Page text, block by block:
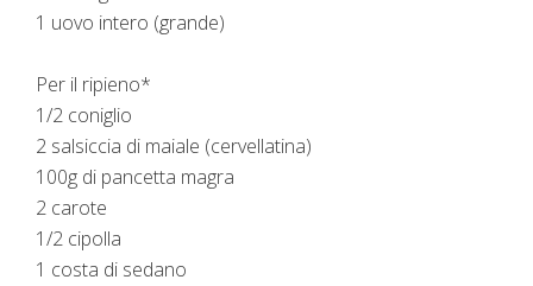
1 uovo intero (grande)
Per il ripieno*
1/2 coniglio
2 salsiccia di maiale (cervellatina)
100g di pancetta magra
2 carote
1/2 cipolla
1 costa di sedano